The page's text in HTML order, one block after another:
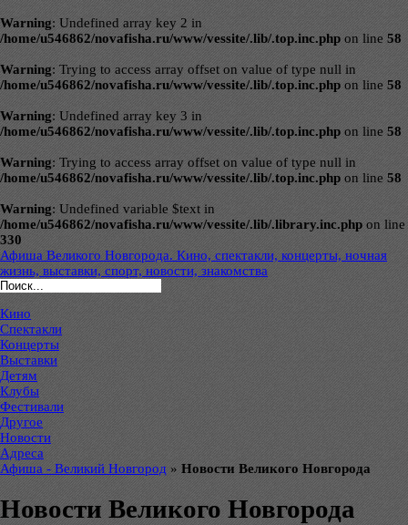
Warning: Undefined array key 2 in
/home/u546862/novafisha.ru/www/vessite/.lib/.top.inc.php on line 58
Warning: Trying to access array offset on value of type null in
/home/u546862/novafisha.ru/www/vessite/.lib/.top.inc.php on line 58
Warning: Undefined array key 3 in
/home/u546862/novafisha.ru/www/vessite/.lib/.top.inc.php on line 58
Warning: Trying to access array offset on value of type null in
/home/u546862/novafisha.ru/www/vessite/.lib/.top.inc.php on line 58
Warning: Undefined variable $text in
/home/u546862/novafisha.ru/www/vessite/.lib/.library.inc.php on line
330
Афиша Великого Новгорода. Кино, спектакли, концерты, ночная
жизнь, выставки, спорт, новости, знакомства
Кино
Спектакли
Концерты
Выставки
Детям
Клубы
Фестивали
Другое
Новости
Адреса
Афиша - Великий Новгород » Новости Великого Новгорода
Новости Великого Новгорода